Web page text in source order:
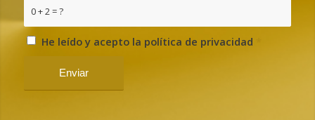
0 + 2 = ?
He leído y acepto la política de privacidad